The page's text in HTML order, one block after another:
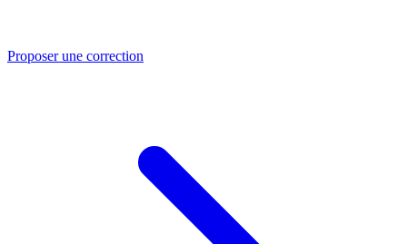
Proposer une correction